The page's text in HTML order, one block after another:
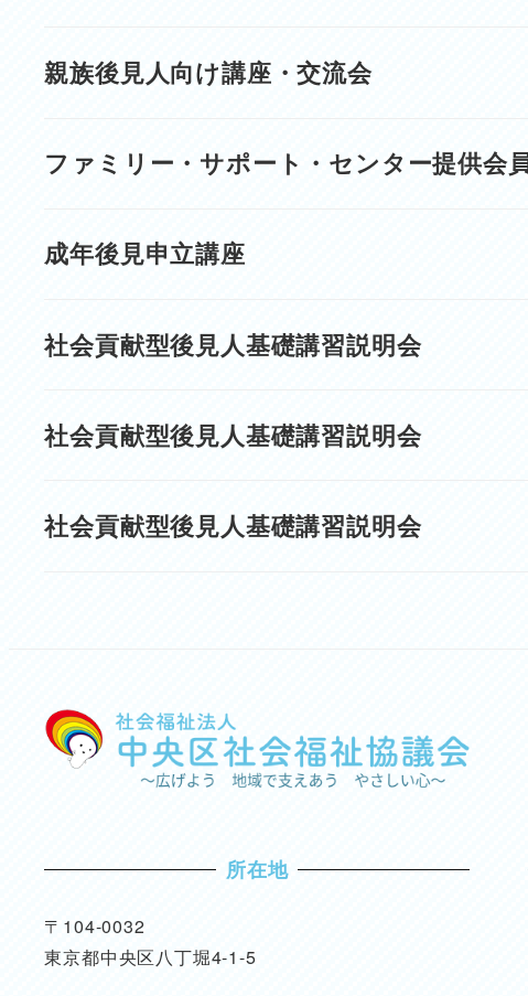
親族後見人向け講座・交流会
ファミリー・サポート・センター提供会
成年後見申立講座
社会貢献型後見人基礎講習説明会
社会貢献型後見人基礎講習説明会
社会貢献型後見人基礎講習説明会
所在地
〒104-0032
東京都中央区八丁堀4-1-5